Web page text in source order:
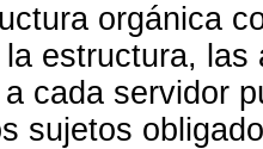
orgánica
estructura,
cada servidor
sujetos